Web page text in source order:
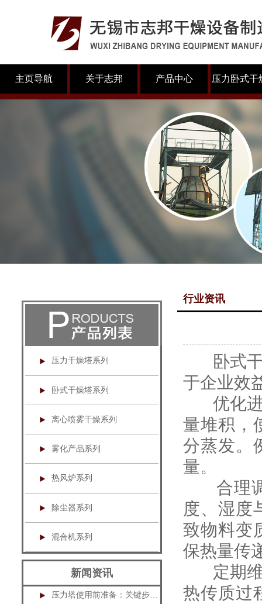
主页导航 关于志邦 产品中心 压力卧式干
压力干燥塔系列
卧式干燥塔系列
离心喷雾干燥系列
雾化产品系列
热风炉系列
除尘器系列
混合机系列
新闻资讯
压力塔使用前准备：关键步骤不可忽视
行业资讯
卧式干
于企业效
优化进
量堆积，
分蒸发。
量。
合理调
度、湿度
致物料变
保热量传
定期维
热传质过